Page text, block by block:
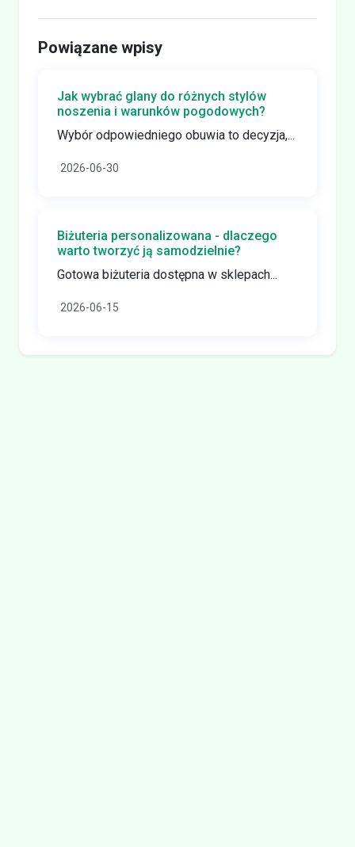
Powiązane wpisy
Jak wybrać glany do różnych stylów
noszenia i warunków pogodowych?
Wybór odpowiedniego obuwia to decyzja,...
2026-06-30
Biżuteria personalizowana - dlaczego
warto tworzyć ją samodzielnie?
Gotowa biżuteria dostępna w sklepach...
2026-06-15